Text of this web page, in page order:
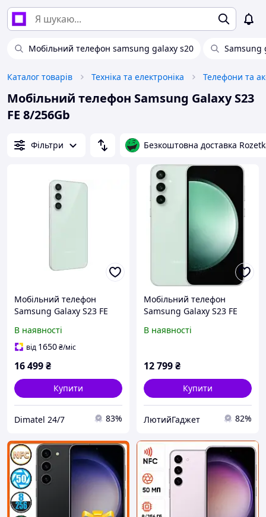
Мобільний телефон samsung galaxy s20 Samsung
Каталог товарів Техніка та електроніка Телефони та
Мобільний телефон Samsung Galaxy S23
FE 8/256Gb
Фільтри Безкоштовна доставка
Мобільний телефон
Samsung Galaxy S23 FE
S711BZPGSEK)
В наявності
від 1650₴/міс
16 499₴
Купити
Dimatel 24/7 83%
Мобільний телефон
Samsung Galaxy S23 FE
S711BZPDSEK)
В наявності
12 799₴
Купити
ЛютийГаджет 82%